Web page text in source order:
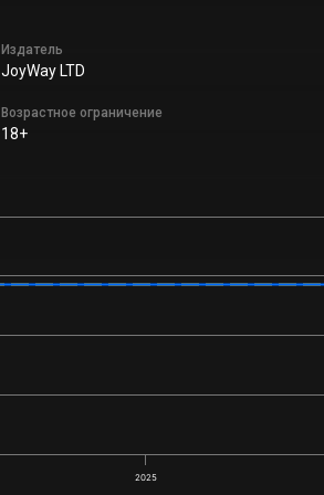
Издатель
JoyWay LTD
Возрастное ограничение
18+
2025